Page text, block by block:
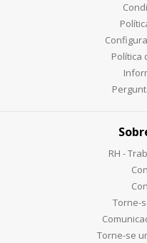
Política
RH -
Torne-
Torne-se